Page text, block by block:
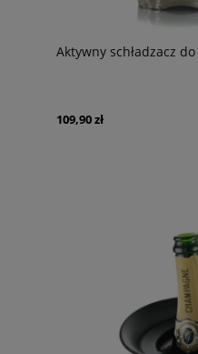
Aktywny schładzacz
109,90 zł